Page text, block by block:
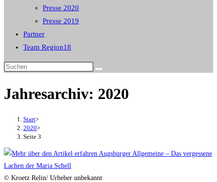
Presse 2020
Presse 2019
Partner
Team Region18
Diese
durchsuchen
Jahresarchiv: 2020
Start>
2020>
Seite 3
© Kroetz Relin/ Urheber unbekannt